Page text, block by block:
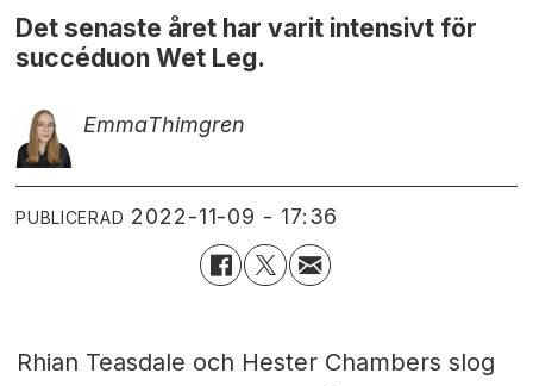
Det senaste året har varit intensivt för
succéduon Wet Leg.
EmmaThimgren
PUBLICERAD 2022-11-09 - 17:36
Rhian Teasdale och Hester Chambers slog